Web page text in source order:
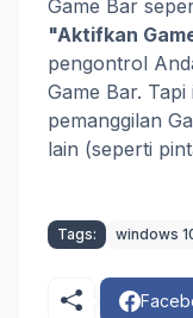
Game Bar
"Aktifkan
pengontrol
Game Bar.
pemanggilan
lain (seperti
Tags: windows